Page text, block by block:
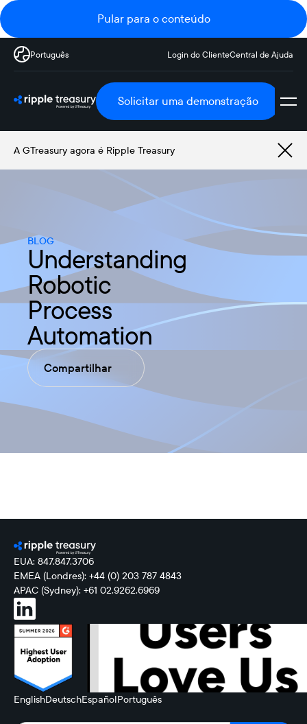
Pular para o conteúdo
Português Login do ClienteCentral de Ajuda
Solicitar uma demonstração
A GTreasury agora é Ripple Treasury
BLOG
Understanding
Robotic
Process
Automation
Compartilhar
EUA: 847.847.3706
EMEA (Londres): +44 (0) 203 787 4843
APAC (Sydney): +61 02.9262.6969
EnglishDeutschEspañolPortuguês